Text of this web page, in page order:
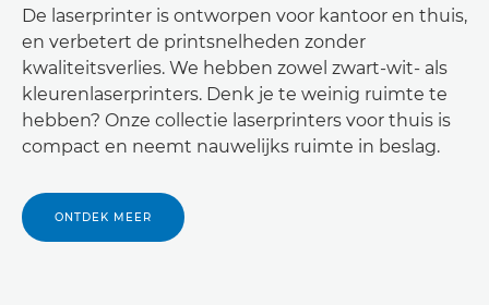
De laserprinter is ontworpen voor kantoor en thuis,
en verbetert de printsnelheden zonder
kwaliteitsverlies. We hebben zowel zwart-wit- als
kleurenlaserprinters. Denk je te weinig ruimte te
hebben? Onze collectie laserprinters voor thuis is
compact en neemt nauwelijks ruimte in beslag.
ONTDEK MEER